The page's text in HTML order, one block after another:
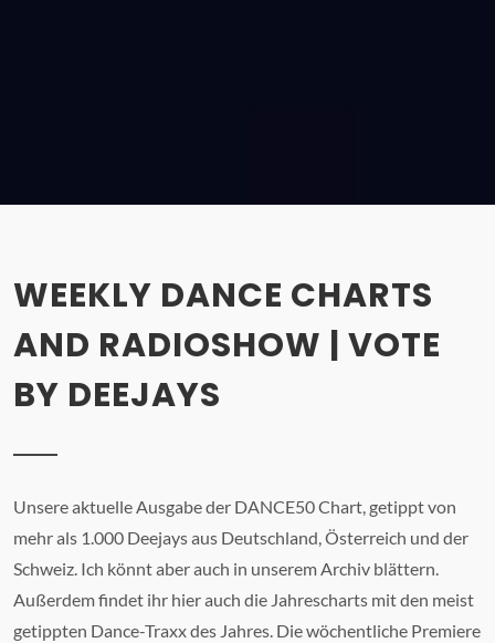
WEEKLY DANCE CHARTS
AND RADIOSHOW | VOTE
BY DEEJAYS
Unsere aktuelle Ausgabe der DANCE50 Chart, getippt von
mehr als 1.000 Deejays aus Deutschland, Österreich und der
Schweiz. Ich könnt aber auch in unserem Archiv blättern.
Außerdem findet ihr hier auch die Jahrescharts mit den meist
getippten Dance-Traxx des Jahres. Die wöchentliche Premiere